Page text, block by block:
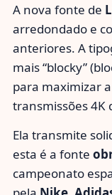
A nova fonte de
arredondado e
anteriores. A
mais “blocky”
para maximizar
transmissões 4K
Ela transmite
esta é a fonte
campeonato